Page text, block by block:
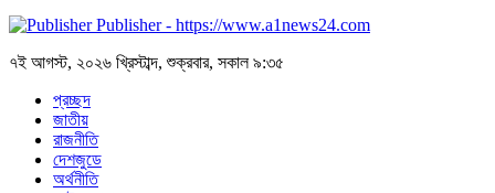
Publisher - https://www.a1news24.com
৭ই আগস্ট, ২০২৬ খ্রিস্টাব্দ, শুক্রবার, সকাল ৯:৩৫
প্রচ্ছদ
জাতীয়
রাজনীতি
দেশজুডে
অর্থনীতি